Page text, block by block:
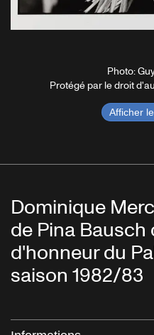
Photo:
Protégé par le droit
Afficher
Dominique
de Pina Bausch
d'honneur du
saison 1982/83